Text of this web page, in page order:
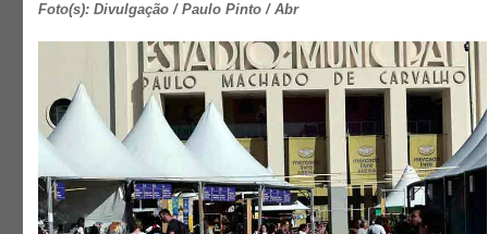
Foto(s): Divulgação / Paulo Pinto / Abr